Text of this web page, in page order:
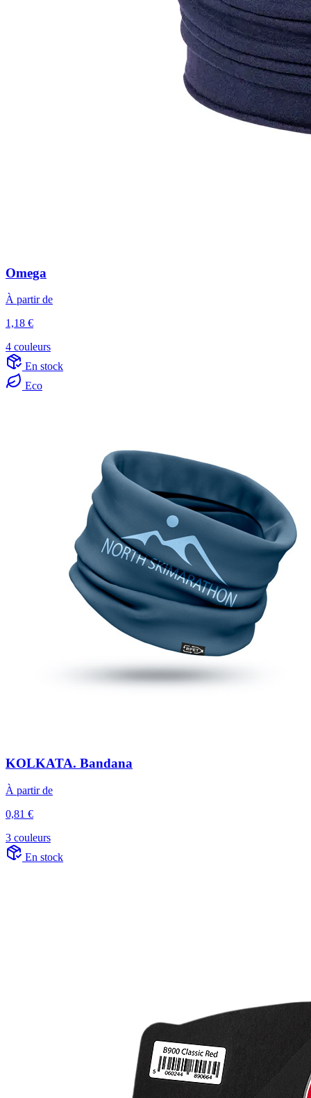
Omega
À partir de
1,18 €
4 couleurs
En stock
Eco
KOLKATA. Bandana
À partir de
0,81 €
3 couleurs
En stock